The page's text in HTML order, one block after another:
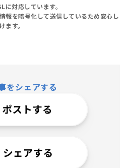
に対応しています。
報を暗号化して送信しているため安心し
ます。
をシェアする